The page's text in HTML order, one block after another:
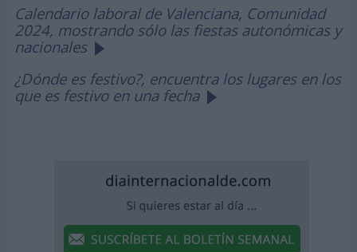
Calendario laboral de Valenciana, Comunidad
2024, mostrando sólo las fiestas autonómicas y
nacionales
¿Dónde es festivo?, encuentra los lugares en los
que es festivo en una fecha